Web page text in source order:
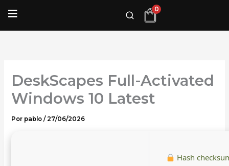
contenido
0
DeskScapes Full-Activated
Windows 10 Latest
Por pablo/27/06/2026
Hash